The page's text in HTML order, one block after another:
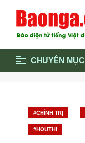
CHUYÊN MỤC
Cộng đồng
Cuộc sống
#CHÍNH TRỊ
#HOUTHI